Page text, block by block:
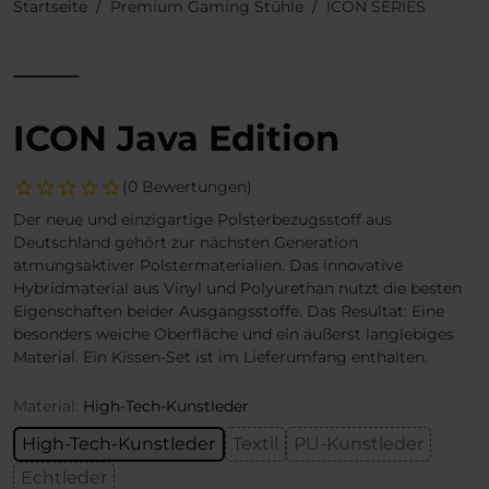
Startseite Premium Gaming Stühle ICON SERIES
ICON Java Edition
(0 Bewertungen)
Der neue und einzigartige Polsterbezugsstoff aus
Deutschland gehört zur nächsten Generation
atmungsaktiver Polstermaterialien. Das innovative
Hybridmaterial aus Vinyl und Polyurethan nutzt die besten
Eigenschaften beider Ausgangsstoffe. Das Resultat: Eine
besonders weiche Oberfläche und ein äußerst langlebiges
Material. Ein Kissen-Set ist im Lieferumfang enthalten.
Material: High-Tech-Kunstleder
High-Tech-Kunstleder Textil
PU-Kunstleder
Echtleder